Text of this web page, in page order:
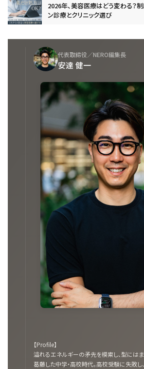
2026年、美容医療はどう変わる？
ン診療とクリニック選び
代表取締役／NERO編集長
安達 健一
【Profile】
溢れるエネルギーの矛先を模索し、型には
葛藤した中学・高校時代。高校受験に失敗し